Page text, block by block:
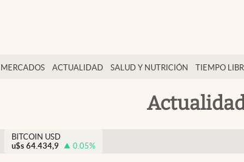
ACTUALIDAD SALUD Y NUTRICIÓN TIEMPO
BITCOIN USD
u$s 64.434,9 0.05%